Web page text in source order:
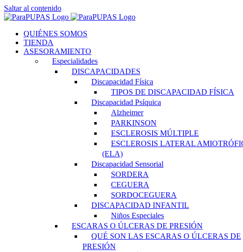
Saltar al contenido
QUIÉNES SOMOS
TIENDA
ASESORAMIENTO
Especialidades
DISCAPACIDADES
Discapacidad Física
TIPOS DE DISCAPACIDAD FÍSICA
Discapacidad Psíquica
Alzheimer
PARKINSON
ESCLEROSIS MÚLTIPLE
ESCLEROSIS LATERAL
(ELA)
Discapacidad Sensorial
SORDERA
CEGUERA
SORDOCEGUERA
DISCAPACIDAD INFANTIL
Niños Especiales
ESCARAS O ÚLCERAS DE PRESIÓN
QUÉ SON LAS ESCARAS O ÚLCERAS DE
PRESIÓN